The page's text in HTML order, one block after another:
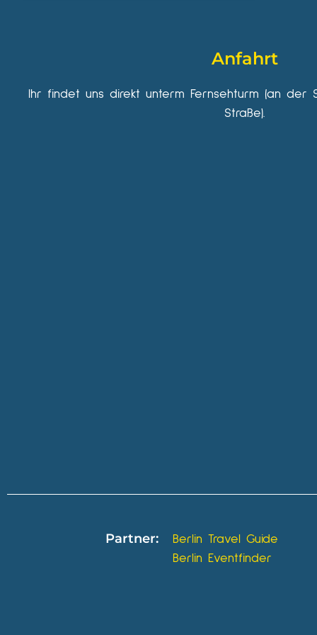
Anfahrt
Ihr findet uns direkt unterm Fernsehturm (an der
Straße).
Partner:
Berlin Travel Guide
Berlin Eventfinder